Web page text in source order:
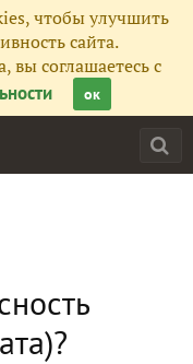
чтобы улучшить
сайта.
вы соглашаетесь с
ок